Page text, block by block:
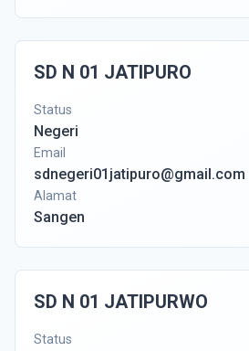
SD N 01 JATIPURO
Status
Negeri
Email
sdnegeri01jatipuro@gmail.com
Alamat
Sangen
SD N 01 JATIPURWO
Status